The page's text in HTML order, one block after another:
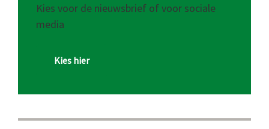
Kies voor de nieuwsbrief of voor sociale
media
Kies hier